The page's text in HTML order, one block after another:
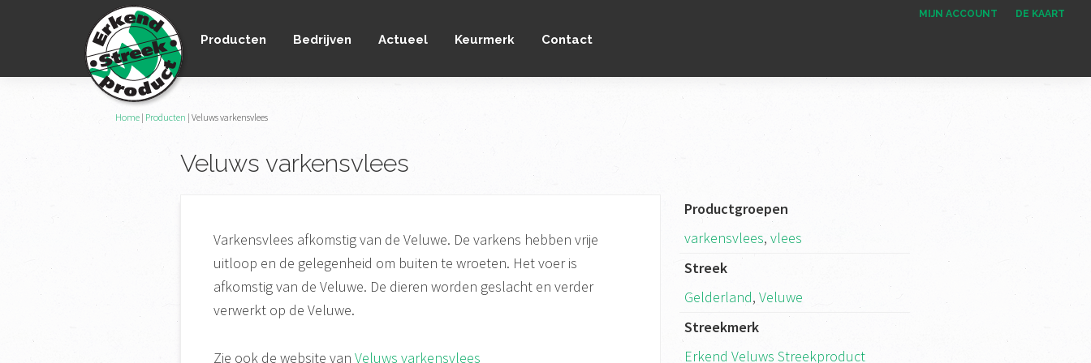
hoofdnavigatie
hoofd
voettekst
MIJN ACCOUNT DE KAART
Erkend
Streekproduct
keurmerk
streekproducten
Producten Bedrijven Actueel Keurmerk Contact
Home | Producten | Veluws varkensvlees
Veluws varkensvlees
Varkensvlees afkomstig van de Veluwe. De varkens hebben vrije
uitloop en de gelegenheid om buiten te wroeten. Het voer is
afkomstig van de Veluwe. De dieren worden geslacht en verder
verwerkt op de Veluwe.
Zie ook de website van Veluws varkensvlees
Productgroepen
varkensvlees,vlees
Streek
Gelderland,Veluwe
Streekmerk
Erkend Veluws Streekproduct